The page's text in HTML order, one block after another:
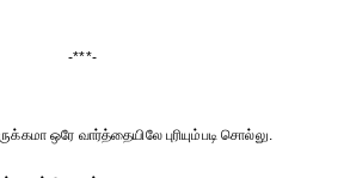
-***-
ஒரே வார்த்தையிலே புரியும்படி சொல்லு.